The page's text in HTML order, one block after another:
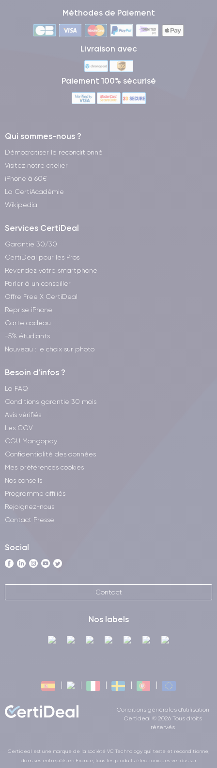
Méthodes de Paiement
Livraison avec
Paiement 100% sécurisé
Qui sommes-nous ?
Démocratiser le reconditionné
Visitez notre atelier
iPhone à 60€
La CertiAcadémie
Wikipedia
Services CertiDeal
Garantie 30/30
CertiDeal pour les Pros
Revendez votre smartphone
Parler à un conseiller
Offre Free X CertiDeal
Reprise iPhone
Carte cadeau
-5% étudiants
Nouveau : le choix sur photo
Besoin d'infos ?
La FAQ
Conditions garantie 30 mois
Avis vérifiés
Les CGV
CGU Mangopay
Confidentialité des données
Mes préférences cookies
Nos conseils
Programme affiliés
Rejoignez-nous
Contact Presse
Social
Contact
Nos labels
Conditions générales d'utilisation
Certideal © 2026 Tous droits
réservés
Certideal est une marque de la société VC Technology qui teste et reconditionne,
dans ses entrepôts en France, tous les produits électroniques vendus sur